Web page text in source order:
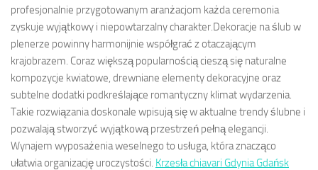
profesjonalnie przygotowanym aranżacjom każda ceremonia
zyskuje wyjątkowy i niepowtarzalny charakter.Dekoracje na ślub w
plenerze powinny harmonijnie współgrać z otaczającym
krajobrazem. Coraz większą popularnością cieszą się naturalne
kompozycje kwiatowe, drewniane elementy dekoracyjne oraz
subtelne dodatki podkreślające romantyczny klimat wydarzenia.
Takie rozwiązania doskonale wpisują się w aktualne trendy ślubne i
pozwalają stworzyć wyjątkową przestrzeń pełną elegancji.
Wynajem wyposażenia weselnego to usługa, która znacząco
ułatwia organizację uroczystości. Krzesła chiavari Gdynia Gdańsk